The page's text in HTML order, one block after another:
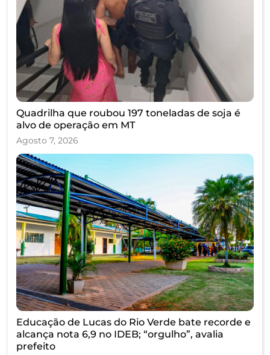
Quadrilha que roubou 197 toneladas de soja é
alvo de operação em MT
Agosto 7, 2026
Educação de Lucas do Rio Verde bate recorde e
alcança nota 6,9 no IDEB; “orgulho”, avalia
prefeito